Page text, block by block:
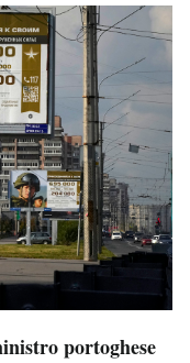
portoghese